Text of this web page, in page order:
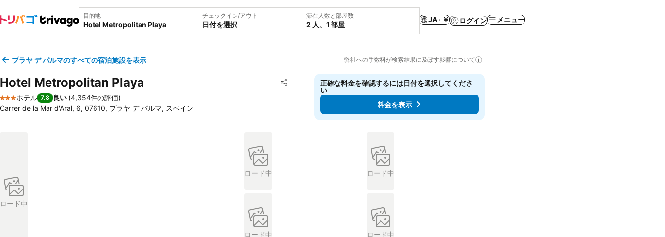
目的地 チェックイン/アウト
日付を選択
滞在人数と部屋数
2 人、1 部屋
JA · ￥ ログイン メニュー
プラヤ デ パルマのすべての宿泊施設を表示 弊社への手数料が検索結果に及ぼす影響について
Hotel Metropolitan Playa シェア
お気に入りに追加
3 ホテルのランク
ホテル 7.8 良い (4,354件の評価)
Carrer de la Mar d'Aral, 6, 07610, プラヤ デ パルマ, スペイン
正確な料金を確認するには日付を選択してくださ
い
料金を表示
ロード中
ロード中 ロード中
ロード中 ロード中